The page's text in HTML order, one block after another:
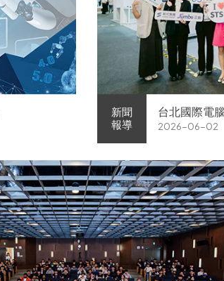
新聞
報導
台北國際電
展現AI供應鏈
2026-06-02